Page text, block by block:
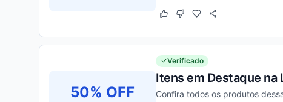
Este cupom funcionou
Este cupom não funcionou
50% OFF
Verificado
Itens em Destaque
Confira todos os produtos